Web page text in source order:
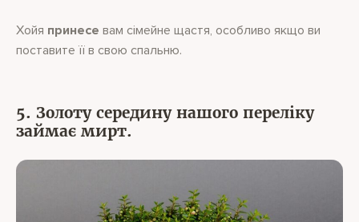
Хойя принесе вам сімейне щастя, особливо якщо ви
поставите її в свою спальню.
5. Золоту середину нашого переліку
займає мирт.